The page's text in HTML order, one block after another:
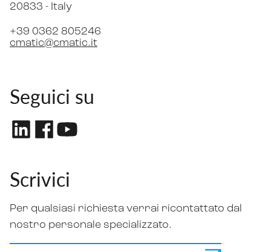
20833 - Italy
+39 0362 805246
cmatic@cmatic.it
Seguici su
Scrivici
Per qualsiasi richiesta verrai ricontattato dal
nostro personale specializzato.